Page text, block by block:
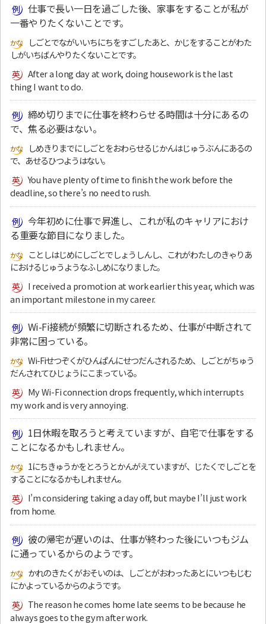
仕事で長い一日を過ごした後、家事をすることが私が
一番やりたくないことです。
しごとでながいいちにちをすごしたあと、かじをすることがわた
しがいちばんやりたくないことです。
After a long day at work, doing housework is the last
thing I want to do.
締め切りまでに仕事を終わらせる時間は十分にあるの
で、焦る必要はない。
しめきりまでにしごとをおわらせるじかんはじゅうぶんにあるの
で、あせるひつようはない。
You have plenty of time to finish the work before the
deadline, so there’s no need to rush.
今年初めに仕事で昇進し、これが私のキャリアにおけ
る重要な節目になりました。
ことしはじめにしごとでしょうしんし、これがわたしのきゃりあ
におけるじゅうようなふしめになりました。
I received a promotion at work earlier this year, which was
an important milestone in my career.
Wi-Fi接続が頻繁に切断されるため、仕事が中断されて
非常に困っている。
Wi-Fiせつぞくがひんぱんにせつだんされるため、しごとがちゅう
だんされてひじょうにこまっている。
My Wi-Fi connection drops frequently, which interrupts
my work and is very annoying.
1日休暇を取ろうと考えていますが、自宅で仕事をする
ことになるかもしれません。
1にちきゅうかをとろうとかんがえていますが、じたくでしごとを
することになるかもしれません。
I’m considering taking a day off, but maybe I’ll just work
from home.
彼の帰宅が遅いのは、仕事が終わった後にいつもジム
に通っているからのようです。
かれのきたくがおそいのは、しごとがおわったあとにいつもじむ
にかよっているからのようです。
The reason he comes home late seems to be because he
always goes to the gym after work.